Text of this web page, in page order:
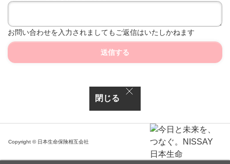
お問い合わせを入力されましてもご返信はいたしかねます
送信する
閉じる
Copyright © 日本生命保険相互会社